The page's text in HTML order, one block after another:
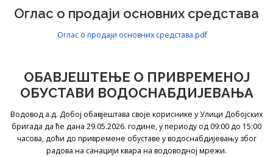
Оглас о продаји основних средстава
Оглас о продаји основних средстава.pdf
ОБАВЈЕШТЕЊЕ О ПРИВРЕМЕНОЈ
ОБУСТАВИ ВОДОСНАБДИЈЕВАЊА
Водовод а.д. Добој обавјештава своје кориснике у Улици Добојских
бригада да ће дана 29.05.2026. године, у периоду од 09:00 до 15:00
часова, доћи до привремене обуставе у водоснабдијевању због
радова на санацији квара на водоводној мрежи.